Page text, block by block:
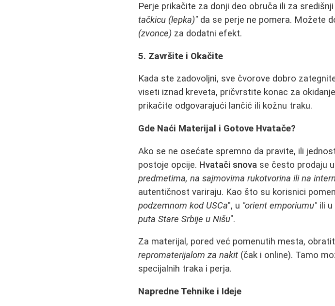
Perje prikačite za donji deo obruča ili za
tačkicu (lepka)" da se perje ne pomera. Možete
(zvonce) za dodatni efekt.
5. Završite i Okačite
Kada ste zadovoljni, sve čvorove dobro
viseti iznad kreveta, pričvrstite konac za
prikačite odgovarajući lančić ili kožnu traku.
Gde Naći Materijal i Gotove Hvatače?
Ako se ne osećate spremno da pravite, ili
postoje opcije. Hvatači snova se često prodaju
predmetima, na sajmovima rukotvorina ili na
autentičnost variraju. Kao što su korisnici
podzemnom kod USCa", u "orient emporiumu" ili
puta Stare Srbije u Nišu".
Za materijal, pored već pomenutih mesta,
repromaterijalom za nakit (čak i online). Tamo
specijalnih traka i perja.
Napredne Tehnike i Ideje